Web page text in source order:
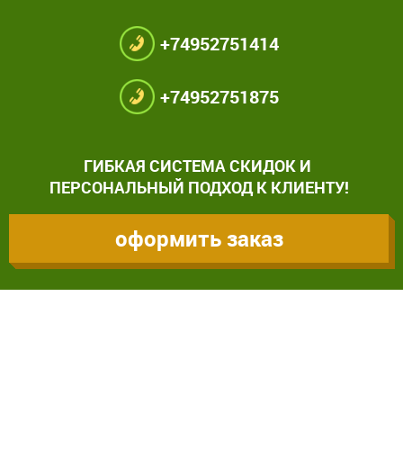
+74952751414
+74952751875
ГИБКАЯ СИСТЕМА СКИДОК И
ПЕРСОНАЛЬНЫЙ ПОДХОД К КЛИЕНТУ!
оформить заказ